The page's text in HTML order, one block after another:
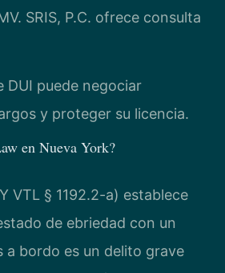
SRIS, P.C. ofrece consulta
DUI puede negociar
y proteger su licencia.
en Nueva York?
VTL § 1192.2-a) establece
de ebriedad con un
a bordo es un delito grave